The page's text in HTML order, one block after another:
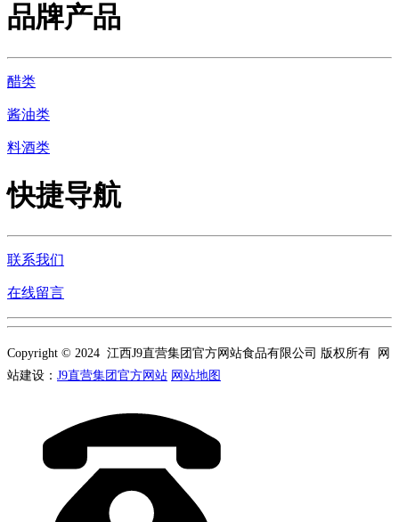
品牌产品
醋类
酱油类
料酒类
快捷导航
联系我们
在线留言
Copyright © 2024 江西J9直营集团官方网站食品有限公司 版权所有 网
站建设： J9直营集团官方网站 网站地图